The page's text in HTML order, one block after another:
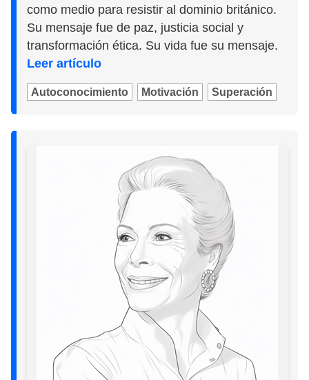
como medio para resistir al dominio británico.
Su mensaje fue de paz, justicia social y
transformación ética. Su vida fue su mensaje.
Leer artículo
Autoconocimiento Motivación Superación